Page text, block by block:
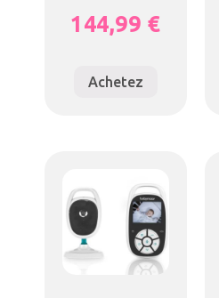
144,99 €
Achetez